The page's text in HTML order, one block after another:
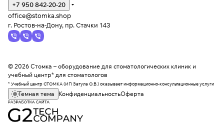
+7 950 842-20-20
office@stomka.shop
г. Ростов-на-Дону, пр. Стачки 143
© 2026 Стомка – оборудование для стоматологических клиник и
учебный центр* для стоматологов
* Учебный центр СТОМКА (ИП Затула О.В.) оказывает информационно-консультационные услуги
Темная тема КонфиденциальностьОферта